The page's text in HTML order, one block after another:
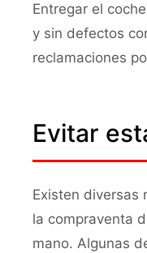
Entregar el
y sin defectos
reclamaciones
Evitar
Existen diversas
la compraventa
mano. Algunas